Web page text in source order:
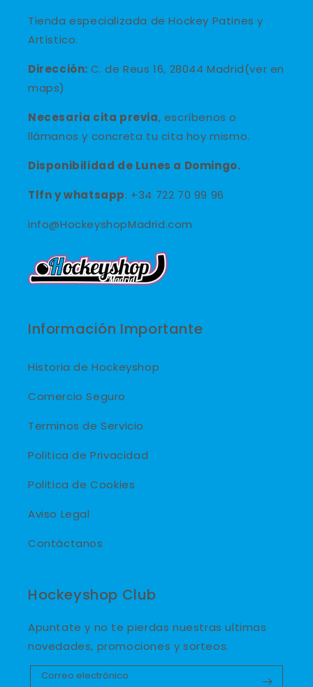
Tienda especializada de Hockey Patines y
Artístico.
Dirección: C. de Reus 16, 28044 Madrid(ver en
maps)
Necesaria cita previa, escríbenos o
llámanos y concreta tu cita hoy mismo.
Disponibilidad de Lunes a Domingo.
Tlfn ywhatsapp: +34 722 70 99 96
info@HockeyshopMadrid.com
Información Importante
Historia de Hockeyshop
Comercio Seguro
Terminos de Servicio
Politica de Privacidad
Politica de Cookies
Aviso Legal
Contáctanos
Hockeyshop Club
Apuntate y no te pierdas nuestras ultimas
novedades, promociones y sorteos.
Correo electrónico